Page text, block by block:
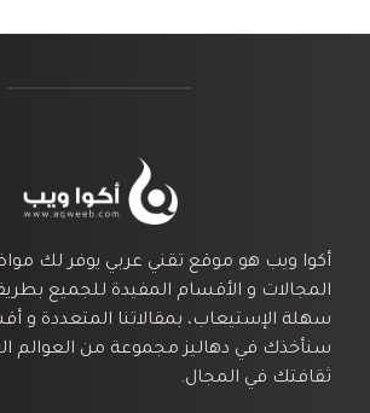
أكوا ويب هو موقع تقني عربي يوفر لك
المجالات و الأقسام المفيدة للجميع
سهلة الإستيعاب، بمقالاتنا المتعددة و
سنأخذك في دهاليز مجموعة من العوالم
ثقافتك في المجال.